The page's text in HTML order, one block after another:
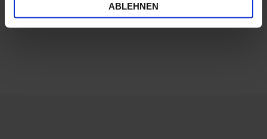
ABLEHNEN
WEITERE NÜTZLICHE INFORMATIONEN